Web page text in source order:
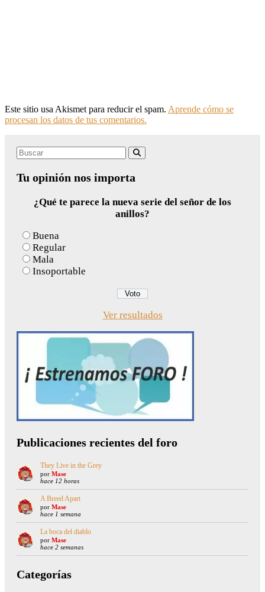
Este sitio usa Akismet para reducir el spam. Aprende cómo se
procesan los datos de tus comentarios.
Search
Tu opinión nos importa
¿Qué te parece la nueva serie del señor de los
anillos?
Buena
Regular
Mala
Insoportable
Ver resultados
Publicaciones recientes del foro
They Live in the Grey
por Mase
hace 12 horas
A Breed Apart
por Mase
hace 1 semana
La boca del diablo
por Mase
hace 2 semanas
Categorías